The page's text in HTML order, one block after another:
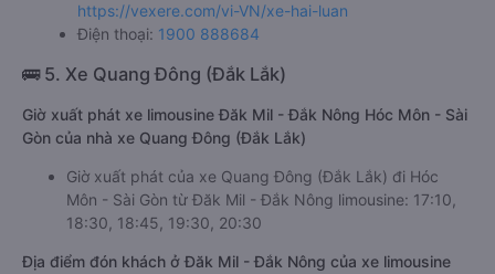
https://vexere.com/vi-VN/xe-hai-luan
Điện thoại: 1900 888684
🚌 5. Xe Quang Đông (Đắk Lắk)
Giờ xuất phát xe limousine Đăk Mil - Đắk Nông Hóc Môn - Sài
Gòn của nhà xe Quang Đông (Đắk Lắk)
Giờ xuất phát của xe Quang Đông (Đắk Lắk) đi Hóc
Môn - Sài Gòn từ Đăk Mil - Đắk Nông limousine: 17:10,
18:30, 18:45, 19:30, 20:30
Địa điểm đón khách ở Đăk Mil - Đắk Nông của xe limousine